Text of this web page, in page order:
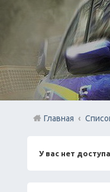
Главная
У вас нет